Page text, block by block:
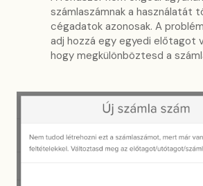
számlaszámnak a használatát
cégadatok azonosak. A
adj hozzá egy egyedi előtagot
hogy megkülönböztesd a